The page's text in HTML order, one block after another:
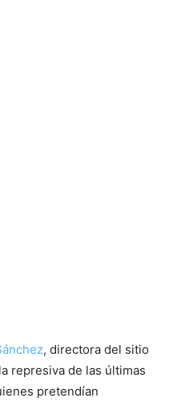
, directora del sitio
represiva de las últimas
pretendían